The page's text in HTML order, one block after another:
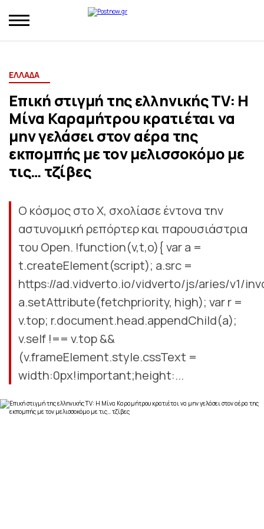
ΕΛΛΑΔΑ
Επική στιγμή της ελληνικής TV: Η
Μίνα Καραμήτρου κρατιέται να
μην γελάσει στον αέρα της
εκπομπής με τον μελισσοκόμο με
τις… τζίβες
Ο κόσμος στο Χ, σχολίασε έντονα την
αστυνομική ρεπόρτερ και παρουσιάστρια
του Open. !function(v,t,o){ var a =
t.createElement(script); a.src =
https://ad.vidverto.io/vidverto/js/aries/v1/
a.setAttribute(fetchpriority, high); var r =
v.top; r.document.head.appendChild(a);
v.self !== v.top &&
(v.frameElement.style.cssText =
width:0px!important;height:...